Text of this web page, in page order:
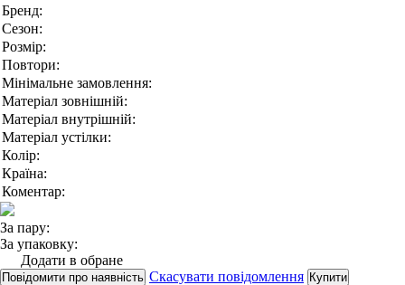
Бренд:
Сезон:
Розмір:
Повтори:
Мінімальне замовлення:
Матеріал зовнішній:
Матеріал внутрішній:
Матеріал устілки:
Колір:
Країна:
Коментар:
За пару:
За упаковку:
Додати в обране
Повідомити про наявність Скасувати повідомлення Купити